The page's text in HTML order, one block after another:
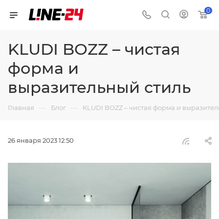
0
KLUDI BOZZ – чистая
форма и
выразительный стиль
Главная — Блог — KLUDI BOZZ – чистая форма и
26 января 2023 12:50